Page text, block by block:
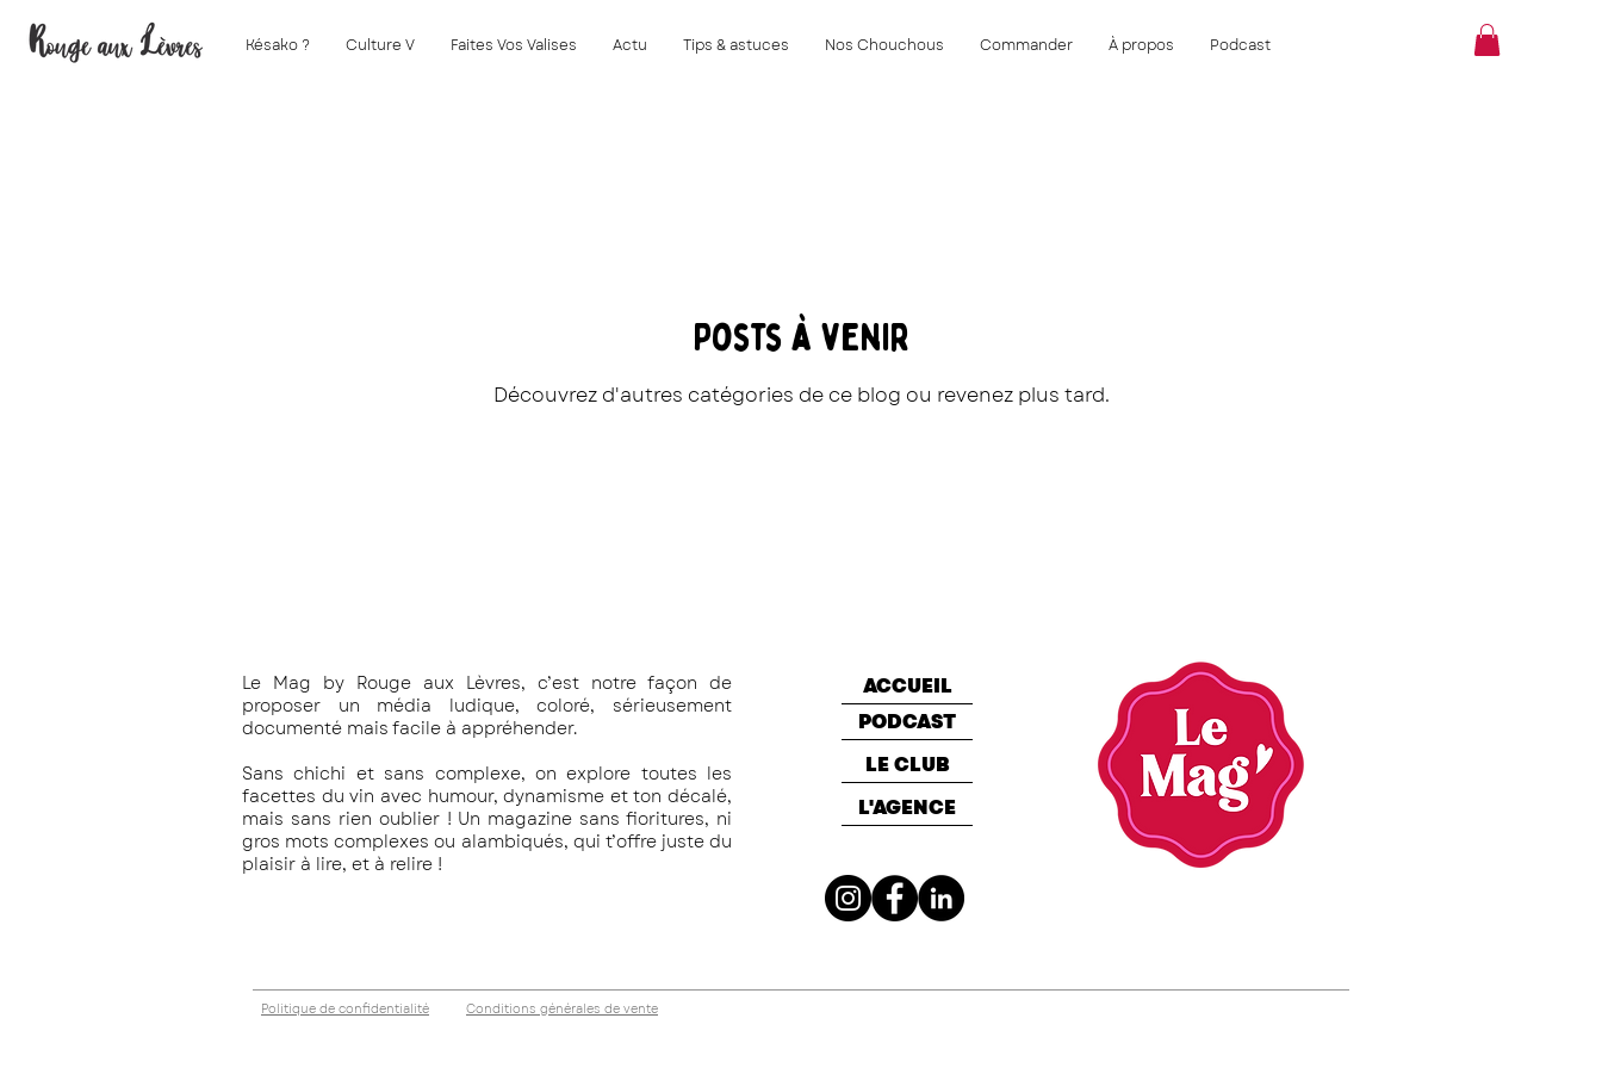
Késako ? Culture V Faites Vos Valises Actu Tips & astuces Nos Chouchous Commander À propos Podcast
Posts à venir
Découvrez d'autres catégories de ce blog ou revenez plus tard.
Le Mag by Rouge aux Lèvres, c’est notre façon de
proposer un média ludique, coloré, sérieusement
documenté mais facile à appréhender.
Sans chichi et sans complexe, on explore toutes les
facettes du vin avec humour, dynamisme et ton décalé,
mais sans rien oublier ! Un magazine sans fioritures, ni
gros mots complexes ou alambiqués, qui t’offre juste du
plaisir à lire, et à relire !
ACCUEIL
PODCAST
LE CLUB
L'AGENCE
Politique de confidentialité Conditions générales de vente